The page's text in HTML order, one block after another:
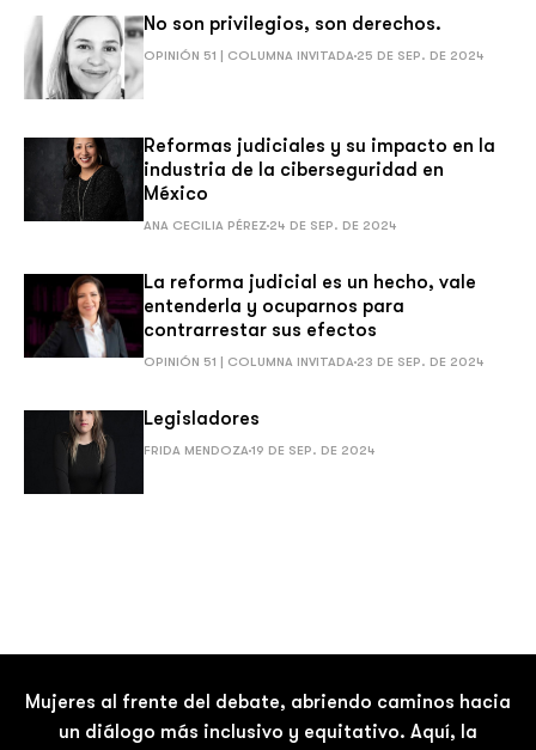
No son privilegios, son derechos.
OPINIÓN 51 | COLUMNA INVITADA 25 DE SEP. DE 2024
Reformas judiciales y su impacto en la
industria de la ciberseguridad en
México
ANA CECILIA PÉREZ 24 DE SEP. DE 2024
La reforma judicial es un hecho, vale
entenderla y ocuparnos para
contrarrestar sus efectos
OPINIÓN 51 | COLUMNA INVITADA 23 DE SEP. DE 2024
Legisladores
FRIDA MENDOZA19 DE SEP. DE 2024
Mujeres al frente del debate, abriendo caminos hacia
un diálogo más inclusivo y equitativo. Aquí, la